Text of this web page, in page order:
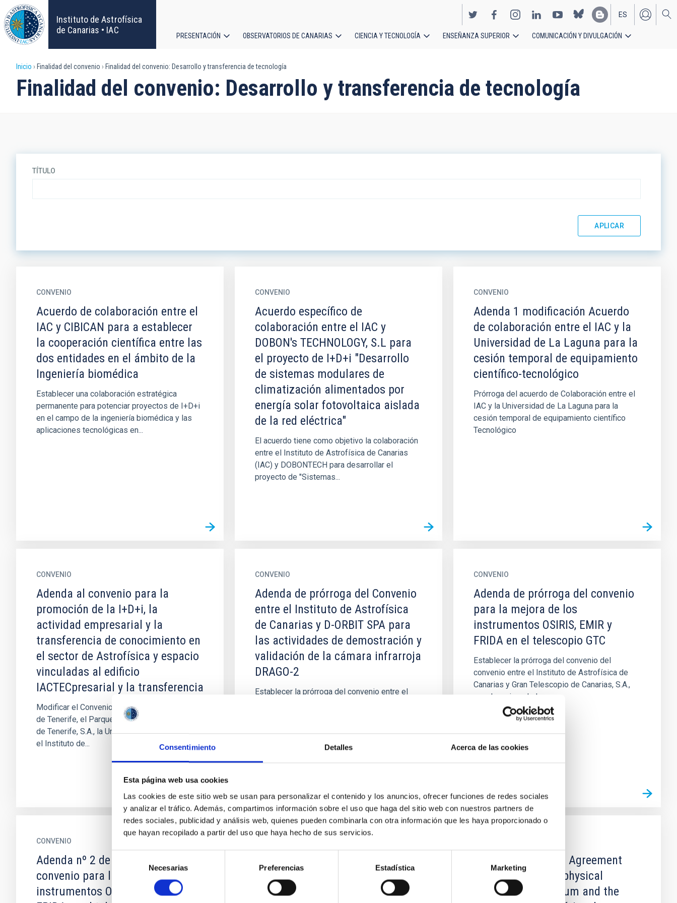
Consentimiento Detalles Acerca de las cookies
Esta página web usa cookies
Las cookies de este sitio web se usan para personalizar el contenido y los anuncios, ofrecer funciones de redes sociales
y analizar el tráfico. Además, compartimos información sobre el uso que haga del sitio web con nuestros partners de
redes sociales, publicidad y análisis web, quienes pueden combinarla con otra información que les haya proporcionado o
que hayan recopilado a partir del uso que haya hecho de sus servicios.
consentimiento
Necesarias Preferencias Estadística Marketing
Pasar
al
contenido
principal
Instituto de Astrofísica
de Canarias • IAC
EN
ES
principal
PRESENTACIÓN OBSERVATORIOS DE CANARIAS CIENCIA Y TECNOLOGÍA ENSEÑANZA SUPERIOR COMUNICACIÓN Y DIVULGACIÓN
Sobrescribir
enlaces
Inicio Finalidad del convenio Finalidad del convenio: Desarrollo y transferencia de tecnología
Finalidad del convenio: Desarrollo y transferencia de tecnología
TÍTULO
CONVENIO
Acuerdo de colaboración entre el
IAC y CIBICAN para a establecer
la cooperación científica entre las
dos entidades en el ámbito de la
Ingeniería biomédica
Establecer una colaboración estratégica
permanente para potenciar proyectos de I+D+i
en el campo de la ingeniería biomédica y las
aplicaciones tecnológicas en...
CONVENIO
Acuerdo específico de
colaboración entre el IAC y
DOBON's TECHNOLOGY, S.L para
el proyecto de I+D+i "Desarrollo
de sistemas modulares de
climatización alimentados por
energía solar fotovoltaica aislada
de la red eléctrica"
El acuerdo tiene como objetivo la colaboración
entre el Instituto de Astrofísica de Canarias
(IAC) y DOBONTECH para desarrollar el
proyecto de "Sistemas...
CONVENIO
Adenda 1 modificación Acuerdo
de colaboración entre el IAC y la
Universidad de La Laguna para la
cesión temporal de equipamiento
científico-tecnológico
Prórroga del acuerdo de Colaboración entre el
IAC y la Universidad de La Laguna para la
cesión temporal de equipamiento científico
Tecnológico
CONVENIO
Adenda al convenio para la
promoción de la I+D+i, la
actividad empresarial y la
transferencia de conocimiento en
el sector de Astrofísica y espacio
vinculadas al edificio
IACTECpresarial y la transferencia
Modificar el Convenio entre el Excmo. Cabildo
de Tenerife, el Parque Científico y Tecnológico
de Tenerife, S.A., la Universidad de la Laguna y
el Instituto de...
CONVENIO
Adenda de prórroga del Convenio
entre el Instituto de Astrofísica
de Canarias y D-ORBIT SPA para
las actividades de demostración y
validación de la cámara infrarroja
DRAGO-2
Establecer la prórroga del convenio entre el
CONVENIO
Adenda de prórroga del convenio
para la mejora de los
instrumentos OSIRIS, EMIR y
FRIDA en el telescopio GTC
Establecer la prórroga del convenio del
convenio entre el Instituto de Astrofísica de
Canarias y Gran Telescopio de Canarias, S.A.,
para la mejora de los...
CONVENIO
Adenda nº 2 de prórroga del
convenio para la mejora de los
instrumentos OSIRIS, EMIR y
Espacial Europea y el Instituto de
Astrofísica de Canarias
Amendment N 2 to Agreement
between the Astrophysical
Research Consortium and the